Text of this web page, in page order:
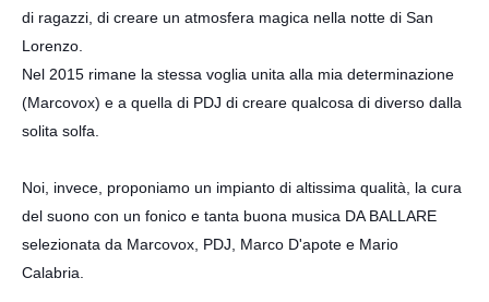
di ragazzi, di creare un atmosfera magica nella notte di San
Lorenzo.
Nel 2015 rimane la stessa voglia unita alla mia determinazione
(Marcovox) e a quella di PDJ di creare qualcosa di diverso dalla
solita solfa.
Noi, invece, proponiamo un impianto di altissima qualità, la cura
del suono con un fonico e tanta buona musica DA BALLARE
selezionata da Marcovox , PDJ, Marco D'apote e Mario
Calabria.